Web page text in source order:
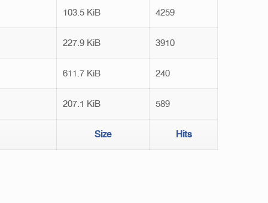
Size Hits
103.5 KiB
4259
227.9 KiB
3910
611.7 KiB
240
207.1 KiB 589